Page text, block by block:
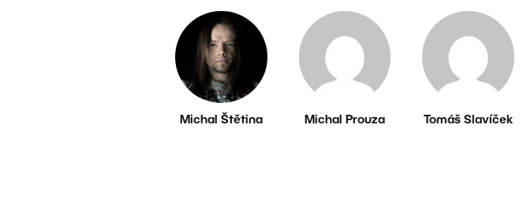
Michal Štětina Michal Prouza Tomáš Slavíček